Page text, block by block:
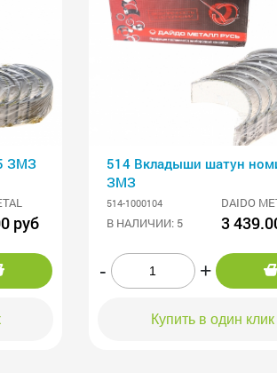
ЗМЗ
руб
514 Вкладыши шатун
ЗМЗ
514-1000104
DAIDO
В НАЛИЧИИ: 5
3
- +
Купить в один клик